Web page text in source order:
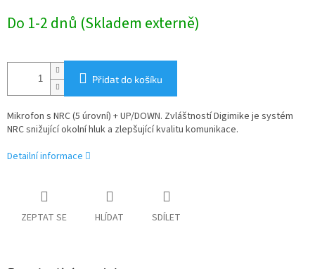
cena:
Do 1-2 dnů (Skladem externě)
Přidat do košíku
Mikrofon s NRC (5 úrovní) + UP/DOWN. Zvláštností Digimike je systém
NRC snižující okolní hluk a zlepšující kvalitu komunikace.
Detailní informace
ZEPTAT SE HLÍDAT SDÍLET